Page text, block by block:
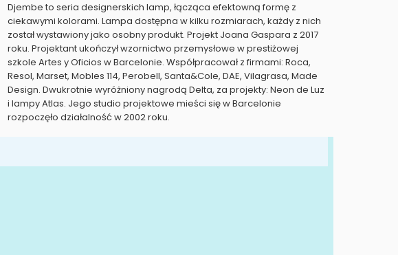
Djembe to seria designerskich lamp, łącząca efektowną formę z
ciekawymi kolorami. Lampa dostępna w kilku rozmiarach, każdy z nich
został wystawiony jako osobny produkt. Projekt Joana Gaspara z 2017
roku. Projektant ukończył wzornictwo przemysłowe w prestiżowej
szkole Artes y Oficios w Barcelonie. Współpracował z firmami: Roca,
Resol, Marset, Mobles 114, Perobell, Santa&Cole, DAE, Vilagrasa, Made
Design. Dwukrotnie wyróżniony nagrodą Delta, za projekty: Neon de Luz
i lampy Atlas. Jego studio projektowe mieści się w Barcelonie
rozpoczęło działalność w 2002 roku.